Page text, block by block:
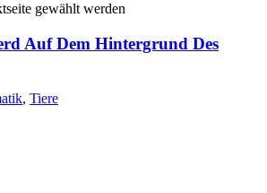
gewählt werden
Auf Dem Hintergrund Des
, Tiere